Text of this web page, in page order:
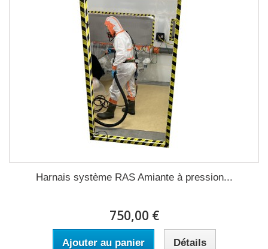
Harnais système RAS Amiante à pression...
750,00 €
Ajouter au panier Détails